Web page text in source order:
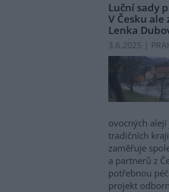
Luční sady
V Česku
Lenka
3.6.2025 |
ovocných
tradičních
zaměřuje
a partnerů z
potřebnou
projekt